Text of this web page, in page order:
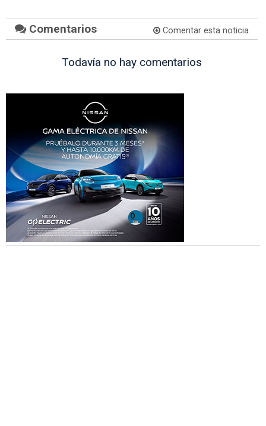
Comentarios Comentar esta noticia
Todavía no hay comentarios